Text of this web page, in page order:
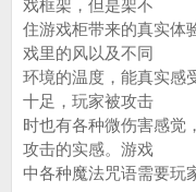
戏框架，但是架不
住游戏柜带来的真实体
戏里的风以及不同
环境的温度，能真实感
十足，玩家被攻击
时也有各种微伤害感觉
攻击的实感。游戏
中各种魔法咒语需要玩